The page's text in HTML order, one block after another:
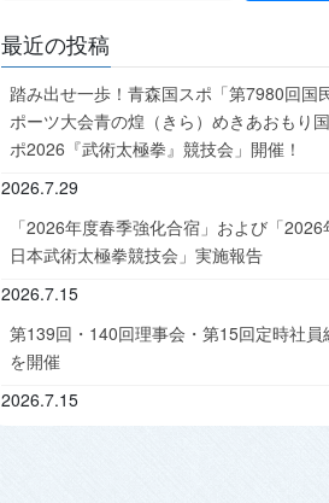
最近の投稿
踏み出せ一歩！青森国スポ「第7980回国
ポーツ大会青の煌（きら）めきあおもり
ポ2026『武術太極拳』競技会」開催！
2026.7.29
「2026年度春季強化合宿」および「2026
日本武術太極拳競技会」実施報告
2026.7.15
第139回・140回理事会・第15回定時社員
を開催
2026.7.15